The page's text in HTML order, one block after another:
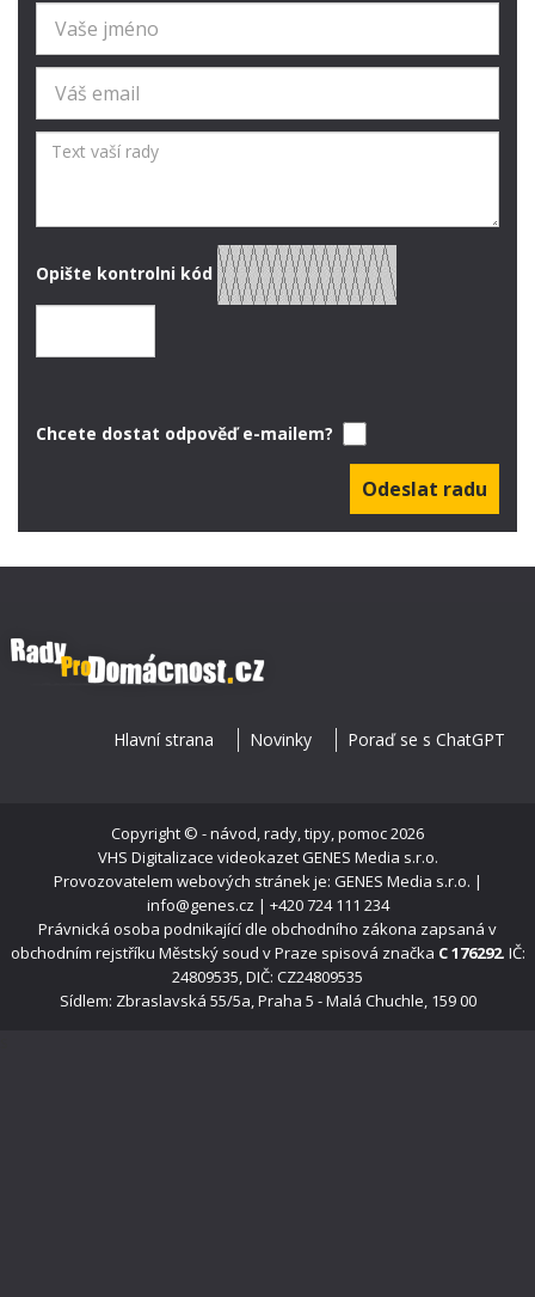
Opište kontrolni kód
Chcete dostat odpověď e-mailem?
Hlavní strana Novinky Poraď se s ChatGPT
Copyright © - návod, rady, tipy, pomoc2026
VHS Digitalizace videokazetGENES Media s.r.o.
Provozovatelem webových stránek je: GENES Media s.r.o. |
info@genes.cz | +420 724 111 234
Právnická osoba podnikající dle obchodního zákona zapsaná v
obchodním rejstříku Městský soud v Praze spisová značka C 176292. IČ:
24809535, DIČ: CZ24809535
Sídlem: Zbraslavská 55/5a, Praha 5 - Malá Chuchle, 159 00